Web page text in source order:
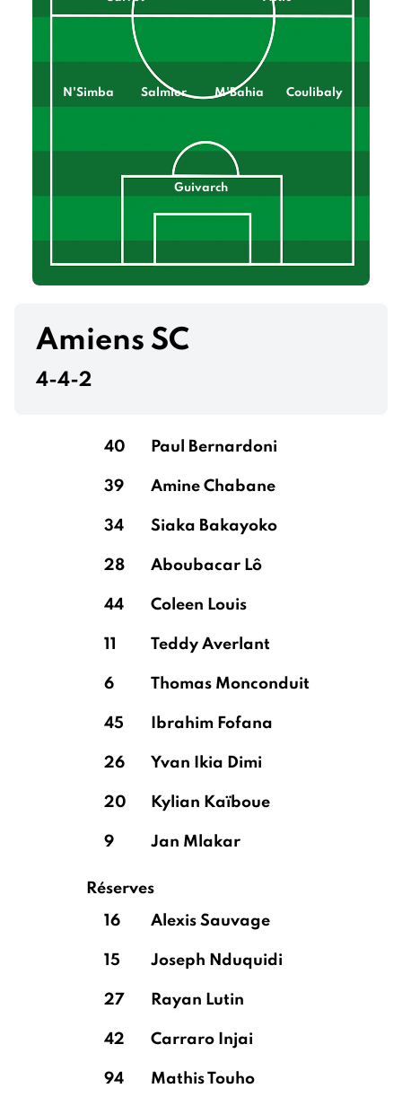
N'Simba Salmier M'Bahia Coulibaly
Guivarch
Amiens SC
4-4-2
40 Paul Bernardoni
39 Amine Chabane
34 Siaka Bakayoko
28 Aboubacar Lô
44 Coleen Louis
11 Teddy Averlant
6 Thomas Monconduit
45 Ibrahim Fofana
26 Yvan Ikia Dimi
20 Kylian Kaïboue
9 Jan Mlakar
Réserves
16
Alexis Sauvage
15 Joseph Nduquidi
27 Rayan Lutin
42 Carraro Injai
94 Mathis Touho